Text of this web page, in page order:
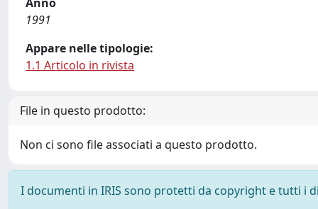
1991
Appare nelle tipologie:
1.1 Articolo in rivista
File in questo prodotto:
Non ci sono file associati a questo prodotto.
I documenti in IRIS sono protetti da copyright e tutti i